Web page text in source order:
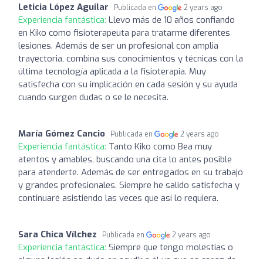
Leticia López Aguilar Publicada en 2 years ago
Experiencia fantástica: Llevo más de 10 años confiando
en Kiko como fisioterapeuta para tratarme diferentes
lesiones. Además de ser un profesional con amplia
trayectoria, combina sus conocimientos y técnicas con la
última tecnología aplicada a la fisioterapia. Muy
satisfecha con su implicación en cada sesión y su ayuda
cuando surgen dudas o se le necesita.
María Gómez Cancio Publicada en 2 years ago
Experiencia fantástica: Tanto Kiko como Bea muy
atentos y amables, buscando una cita lo antes posible
para atenderte. Además de ser entregados en su trabajo
y grandes profesionales. Siempre he salido satisfecha y
continuaré asistiendo las veces que así lo requiera.
Sara Chica Vílchez Publicada en 2 years ago
Experiencia fantástica: Siempre que tengo molestias o